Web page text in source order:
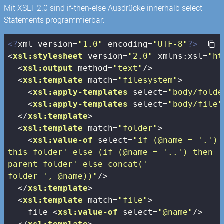
Mit XSLT 2.0 sind if-then-else Ausdrücke innerhalb select
Statements programmierbar:
<?xml version="1.0" encoding="UTF-8" ?>
<xsl:stylesheet version="2.0" xmlns:xsl=
<xsl:output method="text" />
<xsl:template match="filesystem">
<xsl:apply-templates select="body/
<xsl:apply-templates select="body/file"
</xsl:template>
<xsl:template match="folder">
<xsl:value-of select="if (@name = '.')
this folder' else (if (@name = '..') then '
parent folder' else concat('
folder ', @name))" />
</xsl:template>
<xsl:template match="file">
    file
<xsl:value-of select="@name" />